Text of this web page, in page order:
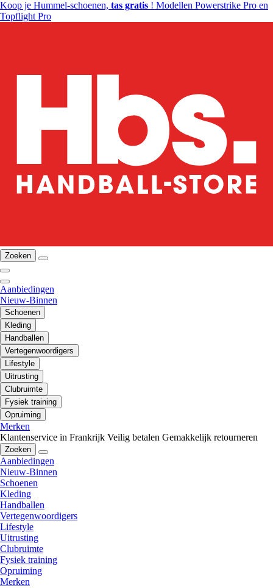
Koop je Hummel-schoenen, tas gratis ! Modellen Powerstrike Pro en
Topflight Pro
Zoeken
Aanbiedingen
Nieuw-Binnen
Schoenen
Kleding
Handballen
Vertegenwoordigers
Lifestyle
Uitrusting
Clubruimte
Fysiek training
Opruiming
Merken
Klantenservice in Frankrijk Veilig betalen Gemakkelijk retourneren
Zoeken
Aanbiedingen
Nieuw-Binnen
Schoenen
Kleding
Handballen
Vertegenwoordigers
Lifestyle
Uitrusting
Clubruimte
Fysiek training
Opruiming
Merken